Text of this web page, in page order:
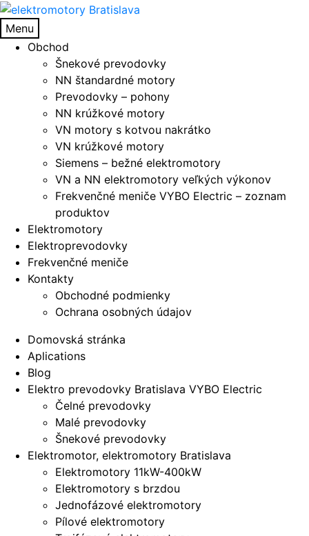
Preskočiť
na
navigáciu
Preskočiť
na
obsah
Menu
Obchod
Šnekové prevodovky
NN štandardné motory
Prevodovky – pohony
NN krúžkové motory
VN motory s kotvou nakrátko
VN krúžkové motory
Siemens – bežné elektromotory
VN a NN elektromotory veľkých výkonov
Frekvenčné meniče VYBO Electric – zoznam
produktov
Elektromotory
Elektroprevodovky
Frekvenčné meniče
Kontakty
Obchodné podmienky
Ochrana osobných údajov
Domovská stránka
Aplications
Blog
Elektro prevodovky Bratislava VYBO Electric
Čelné prevodovky
Malé prevodovky
Šnekové prevodovky
Elektromotor, elektromotory Bratislava
Elektromotory 11kW-400kW
Elektromotory s brzdou
Jednofázové elektromotory
Pílové elektromotory